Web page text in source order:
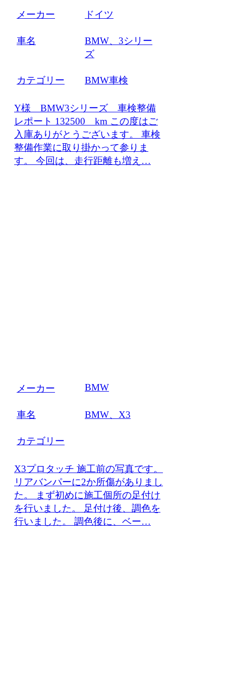
メーカー ドイツ
車名
BMW、3シリー
ズ
カテゴリー BMW車検
Y様 BMW3シリーズ 車検整備
レポート 132500 km この度はご
入庫ありがとうございます。 車検
整備作業に取り掛かって参りま
す。 今回は、走行距離も増え…
メーカー BMW
車名 BMW、X3
カテゴリー
X3プロタッチ 施工前の写真です。
リアバンパーに2か所傷がありまし
た。 まず初めに施工個所の足付け
を行いました。 足付け後、調色を
行いました。 調色後に、ベー…